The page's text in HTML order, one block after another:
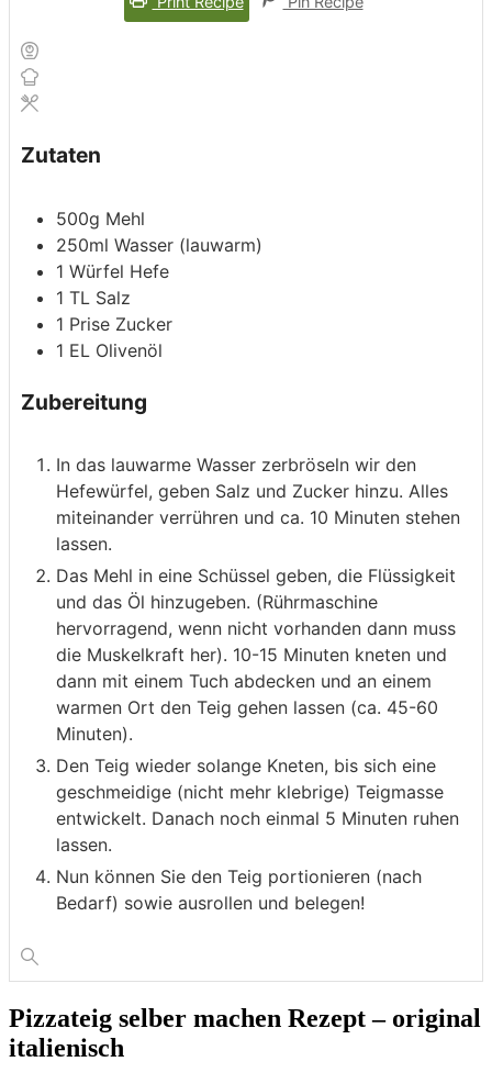
Zutaten
500g Mehl
250ml Wasser (lauwarm)
1 Würfel Hefe
1 TL Salz
1 Prise Zucker
1 EL Olivenöl
Zubereitung
In das lauwarme Wasser zerbröseln wir den
Hefewürfel, geben Salz und Zucker hinzu. Alles
miteinander verrühren und ca. 10 Minuten stehen
lassen.
Das Mehl in eine Schüssel geben, die Flüssigkeit
und das Öl hinzugeben. (Rührmaschine
hervorragend, wenn nicht vorhanden dann muss
die Muskelkraft her). 10-15 Minuten kneten und
dann mit einem Tuch abdecken und an einem
warmen Ort den Teig gehen lassen (ca. 45-60
Minuten).
Den Teig wieder solange Kneten, bis sich eine
geschmeidige (nicht mehr klebrige) Teigmasse
entwickelt. Danach noch einmal 5 Minuten ruhen
lassen.
Nun können Sie den Teig portionieren (nach
Bedarf) sowie ausrollen und belegen!
Pizzateig selber machen Rezept – original
italienisch